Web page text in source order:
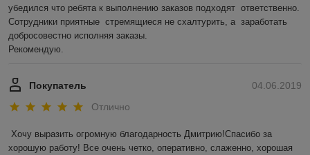
убедился что ребята к выполнению заказов подходят  ответственно.
Сотрудники приятные  стремящиеся не схалтурить, а  заработать
добросовестно исполняя заказы.
Рекомендую.
04.06.2019
Покупатель
Отлично
Хочу выразить огромную благодарность Дмитрию!Спасибо за
хорошую работу! Все очень четко, оперативно, слаженно, хорошая